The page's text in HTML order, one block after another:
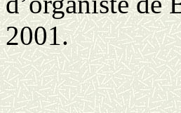
2001.